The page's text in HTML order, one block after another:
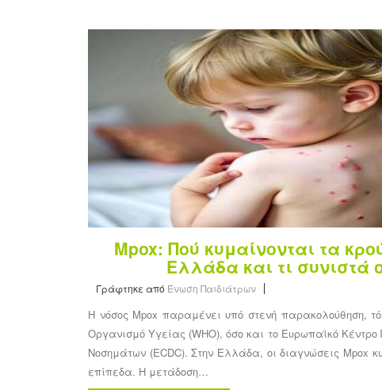
Mpox: Πού κυμαίνονται τα
Ελλάδα και τι συνιστά
Γράφτηκε από Ένωση Παιδιάτρων
Η νόσος Mpox παραμένει υπό στενή παρακολούθηση,
Οργανισμό Υγείας (WHO), όσο και το Ευρωπαϊκό
Νοσημάτων (ECDC). Στην Ελλάδα, οι διαγνώσεις Mpox
επίπεδα. Η μετάδοση…